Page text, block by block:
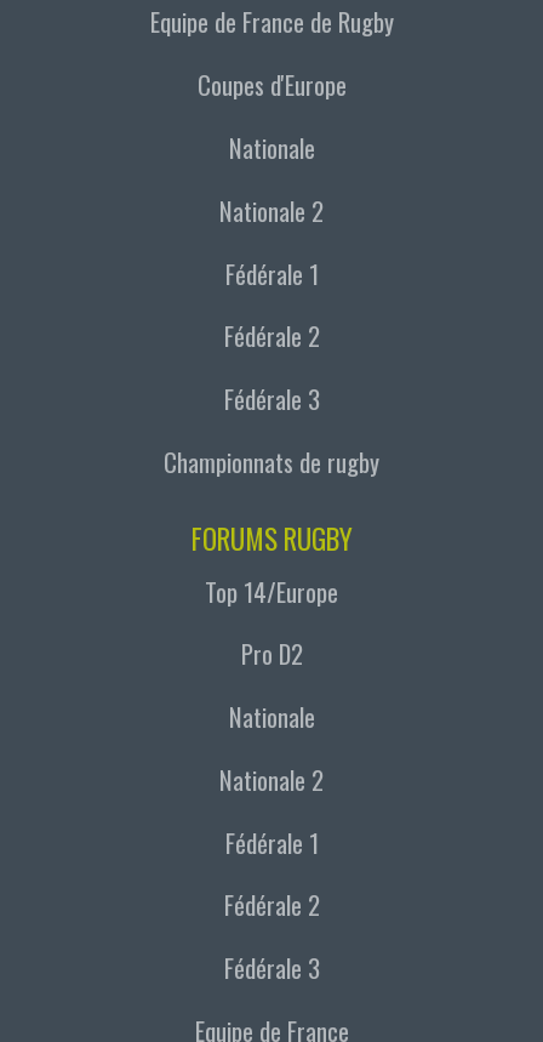
Equipe de France de Rugby
Coupes d'Europe
Nationale
Nationale 2
Fédérale 1
Fédérale 2
Fédérale 3
Championnats de rugby
FORUMS RUGBY
Top 14/Europe
Pro D2
Nationale
Nationale 2
Fédérale 1
Fédérale 2
Fédérale 3
Equipe de France